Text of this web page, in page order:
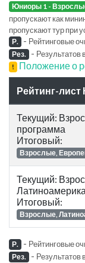
Юниоры 1 -
пропускают как
пропускают тур при
Р. - Рейтинговые
Рез. - Результатов
! Положение о
Рейтинг-лист
Текущий:
программа
Итоговый:
Взрослые,
Текущий:
Итоговый:
Взрослые,
Р. - Рейтинговые
Рез. - Результатов